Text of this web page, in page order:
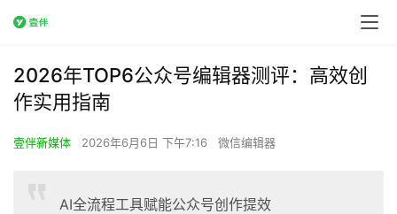
2026年TOP6公众号编辑器测评：高效创
作实用指南
壹伴新媒体 2026年6月6日 下午7:16 微信编辑器
AI全流程工具赋能公众号创作提效